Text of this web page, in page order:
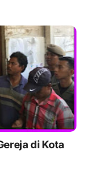
di Kota